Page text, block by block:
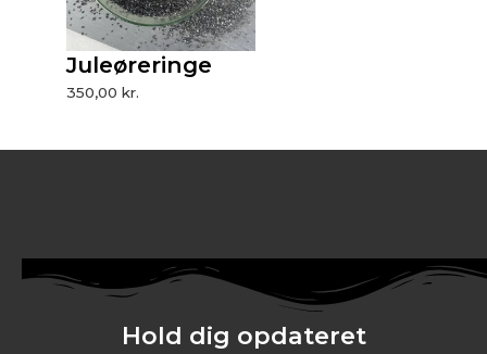
Juleøreringe
350,00kr.
Hold dig opdateret